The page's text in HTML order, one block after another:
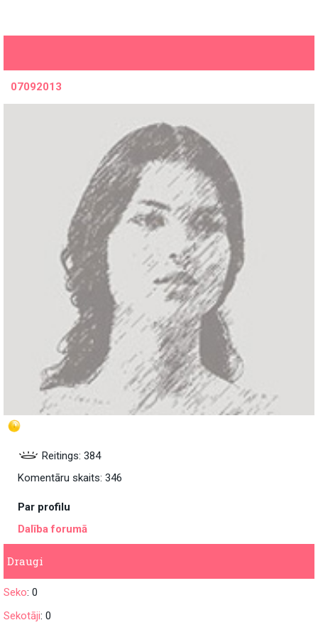
07092013
Reitings: 384
Komentāru skaits: 346
Par profilu
Dalība forumā
Draugi
Seko: 0
Sekotāji: 0